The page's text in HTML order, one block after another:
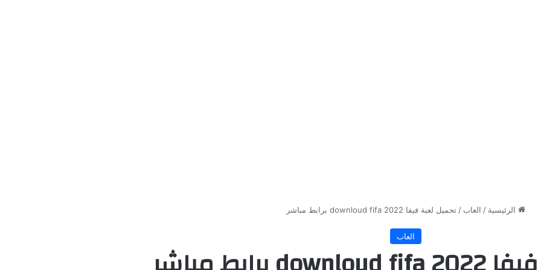
الرئيسية / العاب / تحميل لعبة فيفا 2022 downloud fifa برابط مباشر
العاب